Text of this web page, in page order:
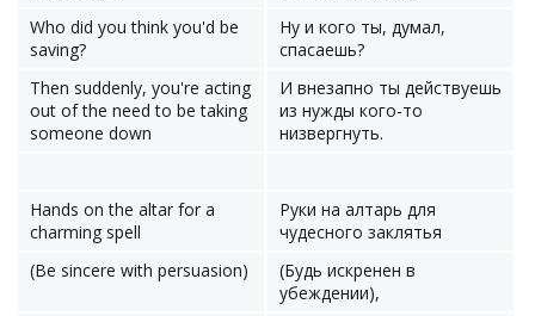
Who did you think you'd be
saving?
Ну и кого ты, думал,
спасаешь?
Then suddenly, you're acting
out of the need to be taking
someone down
И внезапно ты действуешь
из нужды кого-то
низвергнуть.
Hands on the altar for a
charming spell
Руки на алтарь для
чудесного заклятья
(Be sincere with persuasion)
(Будь искренен в
убеждении),